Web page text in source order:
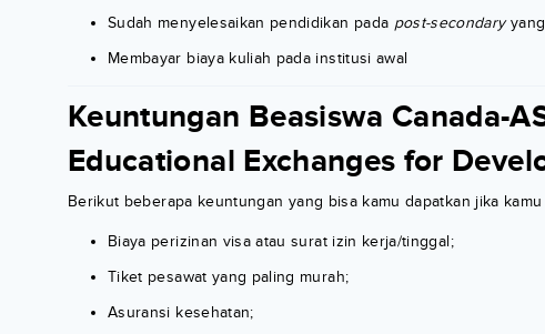
Sudah menyelesaikan pendidikan pada post-secondaryyang
Membayar biaya kuliah pada institusi awal
Keuntungan Beasiswa Canada-
Educational Exchanges for
Berikut beberapa keuntungan yang bisa kamu dapatkan jika
Biaya perizinan visa atau surat izin kerja/tinggal;
Tiket pesawat yang paling murah;
Asuransi kesehatan;